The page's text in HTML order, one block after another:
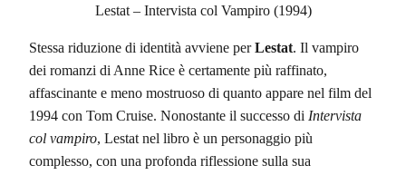
Lestat – Intervista col Vampiro (1994)
Stessa riduzione di identità avviene perLestat. Il vampiro
dei romanzi di Anne Rice è certamente più raffinato,
affascinante e meno mostruoso di quanto appare nel film del
1994 con Tom Cruise. Nonostante il successo di Intervista
col vampiro, Lestat nel libro è un personaggio più
complesso, con una profonda riflessione sulla sua